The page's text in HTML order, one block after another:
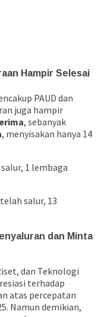
Hampir Selesai
PAUD dan
juga hampir
, sebanyak
, menyisakan hanya 14
1 lembaga
salur, 13
dan Minta
dan Teknologi
terhadap
atas percepatan
Namun demikian,